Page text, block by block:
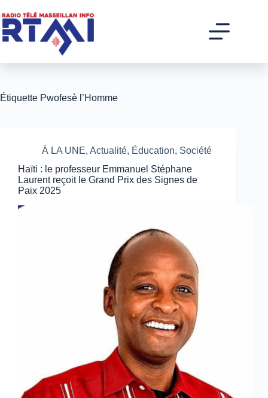
au
contenu
Étiquette Pwofesè l’Homme
À LA UNE, Actualité, Éducation, Société
Haïti : le professeur Emmanuel Stéphane
Laurent reçoit le Grand Prix des Signes de
Paix 2025